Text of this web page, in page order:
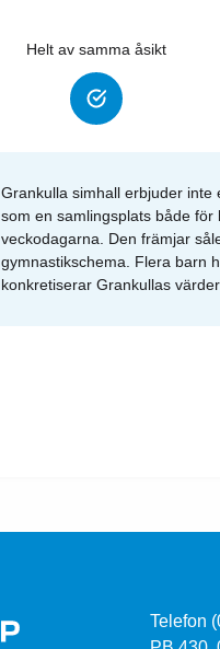
Helt av samma åsikt
Grankulla simhall erbjuder
som en samlingsplats både
veckodagarna. Den främjar
gymnastikschema. Flera barn
konkretiserar Grankullas
Telefon